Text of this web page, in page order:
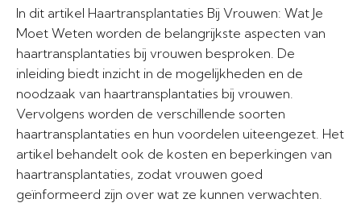
In dit artikel Haartransplantaties Bij Vrouwen: Wat Je
Moet Weten worden de belangrijkste aspecten van
haartransplantaties bij vrouwen besproken. De
inleiding biedt inzicht in de mogelijkheden en de
noodzaak van haartransplantaties bij vrouwen.
Vervolgens worden de verschillende soorten
haartransplantaties en hun voordelen uiteengezet. Het
artikel behandelt ook de kosten en beperkingen van
haartransplantaties, zodat vrouwen goed
geïnformeerd zijn over wat ze kunnen verwachten.